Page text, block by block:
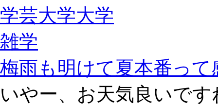
学芸大学大学
雑学
梅雨も明けて夏本番っ
いやー、お天気良いで